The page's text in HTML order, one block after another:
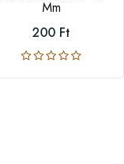
Mm
200 Ft